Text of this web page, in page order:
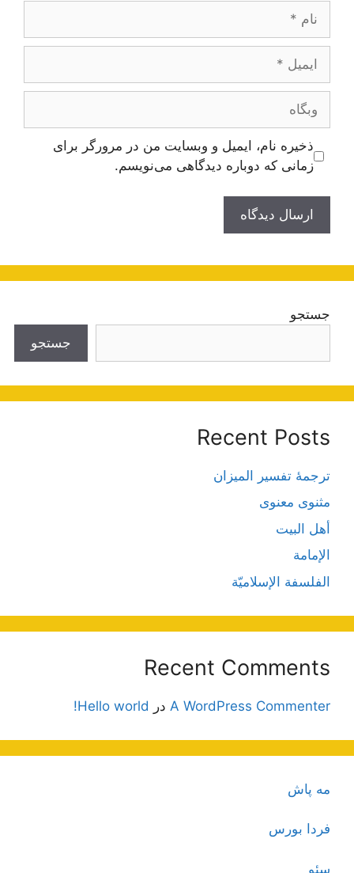
ایمیل
وبگاه
ذخیره نام، ایمیل و وبسایت من در مرورگر برای
زمانی که دوباره دیدگاهی می‌نویسم.
جستجو
جستجو
Recent Posts
ترجمۀ تفسیر المیزان
مثنوی معنوی
أهل البيت
الإمامة
الفلسفة الإسلاميّة
Recent Comments
A WordPress Commenter در Hello world!
مه پاش
فردا بورس
سئو